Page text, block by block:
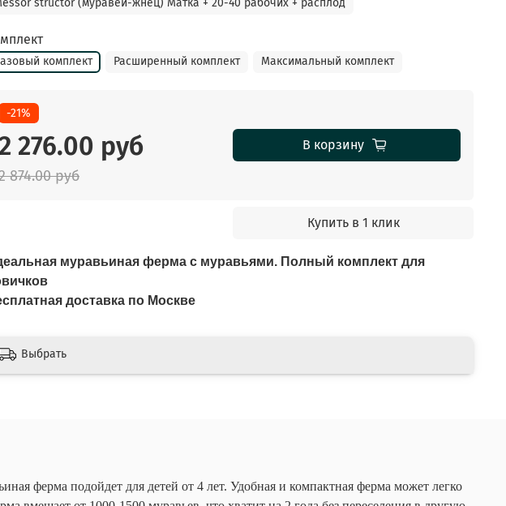
комплект Расширенный комплект Максимальный комплект
-21%
276.00 руб
874.00 руб
В корзину
Купить в 1 клик
муравьиная ферма с муравьями. Полный комплект для
доставка по Москве
Выбрать
ферма подойдет для детей от 4 лет. Удобная и компактная ферма может легко